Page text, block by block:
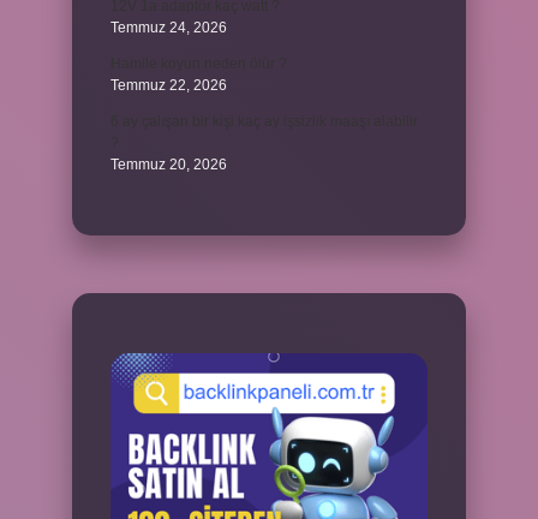
Temmuz 24, 2026
Temmuz 22, 2026
Temmuz 20, 2026